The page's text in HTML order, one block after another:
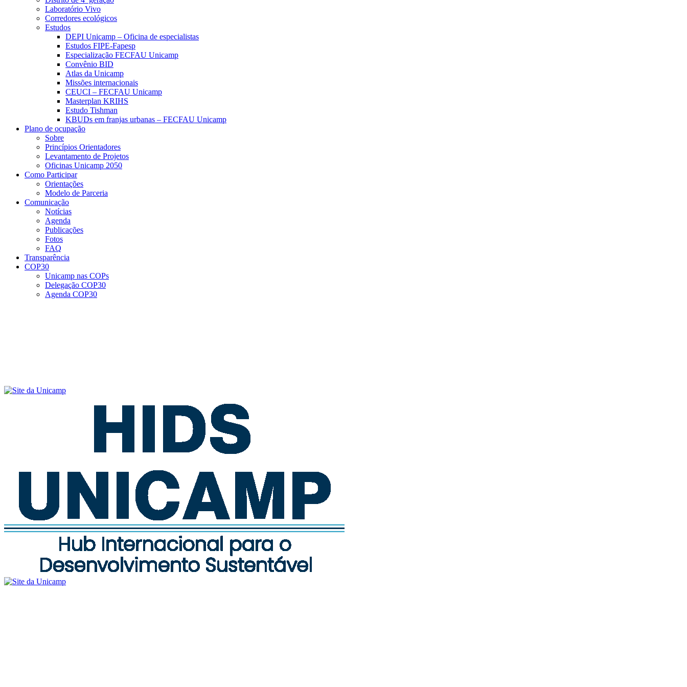
Laboratório Vivo
Corredores ecológicos
Estudos
DEPI Unicamp – Oficina de especialistas
Estudos FIPE-Fapesp
Especialização FECFAU Unicamp
Convênio BID
Atlas da Unicamp
Missões internacionais
CEUCI – FECFAU Unicamp
Masterplan KRIHS
Estudo Tishman
KBUDs em franjas urbanas – FECFAU Unicamp
Plano de ocupação
Sobre
Princípios Orientadores
Levantamento de Projetos
Oficinas Unicamp 2050
Como Participar
Orientações
Modelo de Parceria
Comunicação
Notícias
Agenda
Publicações
Fotos
FAQ
Transparência
COP30
Unicamp nas COPs
Delegação COP30
Agenda COP30